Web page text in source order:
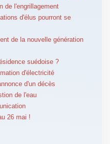
de l'engrillagement
d'élus pourront se
de la nouvelle génération
suédoise ?
d'électricité
d'un décès
de l'eau
26 mai !